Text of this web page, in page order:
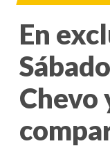
En
Chevo